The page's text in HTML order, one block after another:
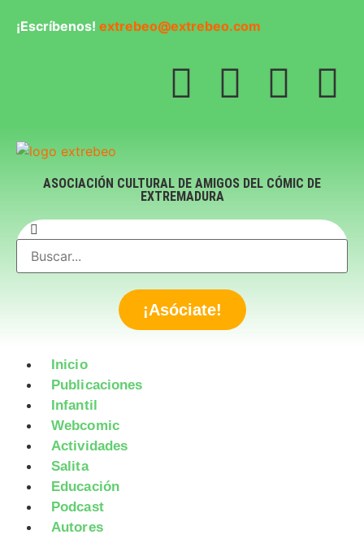
¡Escríbenos! extrebeo@extrebeo.com
ASOCIACIÓN CULTURAL DE AMIGOS DEL CÓMIC DE
EXTREMADURA
¡Asóciate!
Inicio
Publicaciones
Infantil
Webcomic
Actividades
Salita
Educación
Podcast
Autores